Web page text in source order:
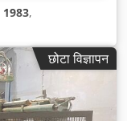
1983,
छोटा विज्ञापन